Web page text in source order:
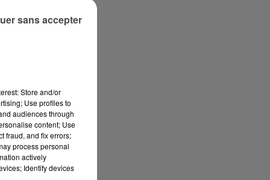
Store and/or
Use profiles to
audiences through
content; Use
fraud, and fix errors;
process personal
actively
Identify devices
sans accepter